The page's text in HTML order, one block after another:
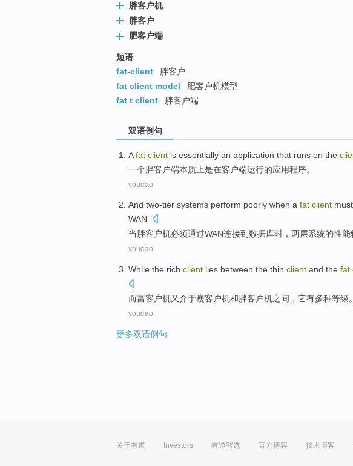
胖客户机
胖客户
肥客户端
短语
fat-client
胖客户
fat client model
肥客户机模型
fat t client
胖客户端
双语例句
A fat client is essentially an application that runs on the
一个胖客户端本质上是在客户端运行的应用程序。
youdao
And two-tier systems perform poorly when a fat client must
WAN.
当胖客户机必须通过WAN连接到数据库时， 两层系统的性能
youdao
While the rich client lies between the thin client and the fat
而富客户机又介于瘦客户机和胖客户机之间， 它有多种等级。
youdao
更多双语例句
关于有道 Investors 有道智选 官方博客 技术博客